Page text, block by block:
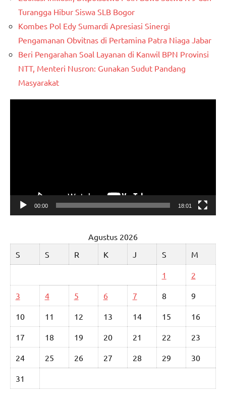
Turangga Hibur Siswa SLB Bogor
Kombes Pol Edy Sumardi Apresiasi Sinergi
Pengamanan Obvitnas di Pertamina Patra Niaga Jabar
Beri Pengarahan Soal Layanan di Kanwil BPN Provinsi
NTT, Menteri Nusron: Gunakan Sudut Pandang
Masyarakat
00:00 18:01
Agustus 2026
S
S R K J S M
1 2
3 4 5 6 7 8 9
10 11 12 13 14 15 16
17 18 19 20 21 22 23
24 25 26 27 28 29 30
31